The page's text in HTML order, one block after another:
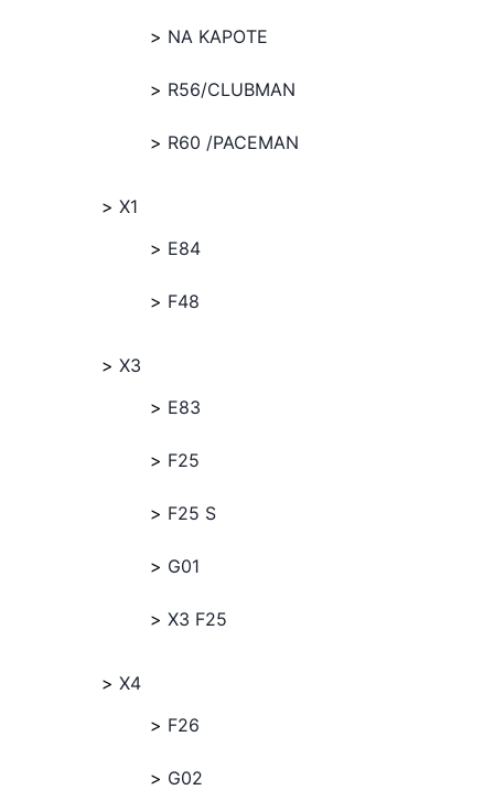
NA KAPOTE
R56/CLUBMAN
R60 /PACEMAN
X1
E84
F48
X3
E83
F25
F25 S
G01
X3 F25
X4
F26
G02